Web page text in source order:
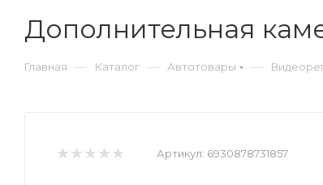
Дополнительная
Главная — Каталог — Автотовары —
Артикул: 6930878731857